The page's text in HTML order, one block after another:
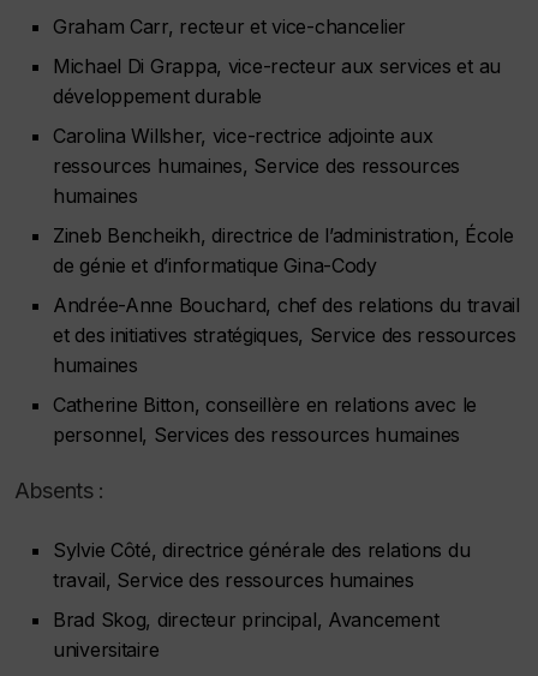
Graham Carr, recteur et vice-chancelier
Michael Di Grappa, vice-recteur aux services et au
développement durable
Carolina Willsher, vice-rectrice adjointe aux
ressources humaines, Service des ressources
humaines
Zineb Bencheikh, directrice de l’administration, École
de génie et d’informatique Gina-Cody
Andrée-Anne Bouchard, chef des relations du travail
et des initiatives stratégiques, Service des ressources
humaines
Catherine Bitton, conseillère en relations avec le
personnel, Services des ressources humaines
Absents :
Sylvie Côté, directrice générale des relations du
travail, Service des ressources humaines
Brad Skog, directeur principal, Avancement
universitaire